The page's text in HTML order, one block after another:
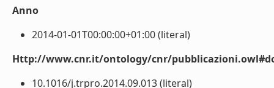
Anno
2014-01-01T00:00:00+01:00 (literal)
Http://www.cnr.it/ontology/cnr/
10.1016/j.trpro.2014.09.013 (literal)